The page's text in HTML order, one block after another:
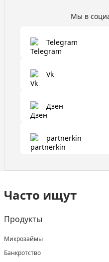
Мы в
Telegram
Vk
Дзен
partnerkin
Часто ищут
Продукты
Микрозаймы
Банкротство